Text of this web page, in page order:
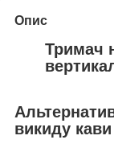
Опис
Тримач
викиду кави